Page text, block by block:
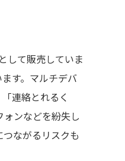
して販売していま
す。マルチデバ
連絡とれるく
ンなどを紛失し
ながるリスクも